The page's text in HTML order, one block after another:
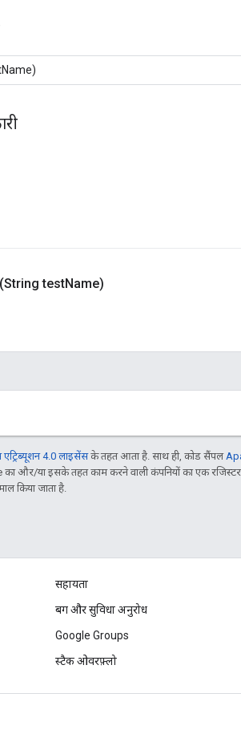
(String testName)
एट्रिब्यूशन 4.0 लाइसेंसके तहत आता है. साथ ही, कोड सैंपल
और/या इसके तहत काम करने वाली कंपनियों का एक
किया जाता है.
सहायता
बग और सुविधा अनुरोध
Google Groups
स्टैक ओवरफ़्लो